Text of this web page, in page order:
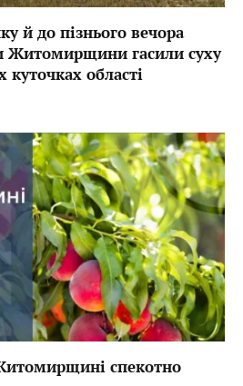
й до пізнього вечора
Житомирщини гасили суху
куточках області
спекотно